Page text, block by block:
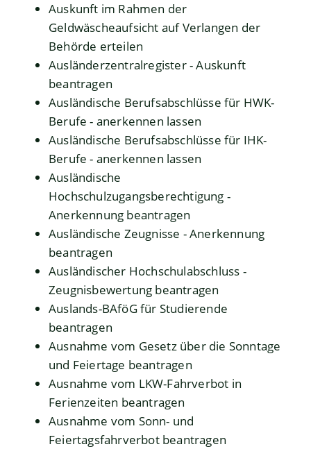
Auskunft im Rahmen der
Geldwäscheaufsicht auf Verlangen der
Behörde erteilen
Ausländerzentralregister - Auskunft
beantragen
Ausländische Berufsabschlüsse für HWK-
Berufe - anerkennen lassen
Ausländische Berufsabschlüsse für IHK-
Berufe - anerkennen lassen
Ausländische
Hochschulzugangsberechtigung -
Anerkennung beantragen
Ausländische Zeugnisse - Anerkennung
beantragen
Ausländischer Hochschulabschluss -
Zeugnisbewertung beantragen
Auslands-BAföG für Studierende
beantragen
Ausnahme vom Gesetz über die Sonntage
und Feiertage beantragen
Ausnahme vom LKW-Fahrverbot in
Ferienzeiten beantragen
Ausnahme vom Sonn- und
Feiertagsfahrverbot beantragen